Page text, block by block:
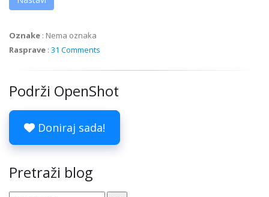
Oznake : Nema oznaka
Rasprave : 31 Comments
Podrži OpenShot
Doniraj sada!
Pretraži blog